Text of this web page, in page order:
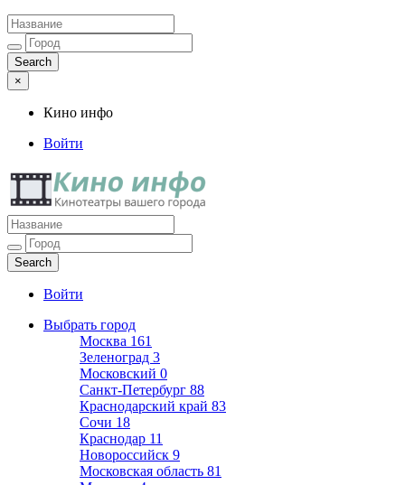
×
Кино инфо
Войти
Кино инфо
Кинотеатры вашего города
Войти
Выбрать город
Москва 161
Зеленоград 3
Московский 0
Санкт-Петербург 88
Краснодарский край 83
Сочи 18
Краснодар 11
Новороссийск 9
Московская область 81